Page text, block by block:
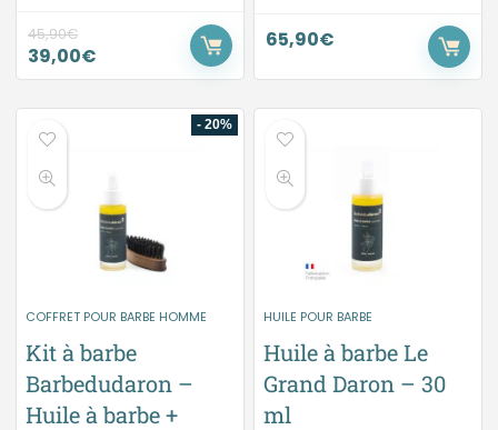
45,90€
39,00€
65,90€
- 20%
COFFRET POUR BARBE HOMME
Kit à barbe
Barbedudaron –
Huile à barbe +
HUILE POUR BARBE
Huile à barbe Le
Grand Daron – 30
ml